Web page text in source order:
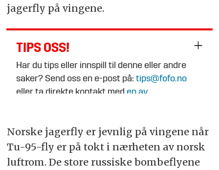
jagerfly på vingene.
TIPS OSS!
Har du tips eller innspill til denne eller andre
saker? Send oss en e-post på:tips@fofo.no
eller ta direkte kontakt med en av
Norske jagerfly er jevnlig på vingene når
Tu-95-fly er på tokt i nærheten av norsk
luftrom. De store russiske bombeflyene